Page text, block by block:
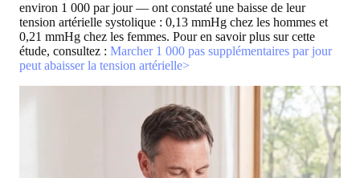
environ 1 000 par jour — ont constaté une baisse de leur
tension artérielle systolique : 0,13 mmHg chez les hommes et
0,21 mmHg chez les femmes. Pour en savoir plus sur cette
étude, consultez : Marcher 1 000 pas supplémentaires par jour
peut abaisser la tension artérielle>